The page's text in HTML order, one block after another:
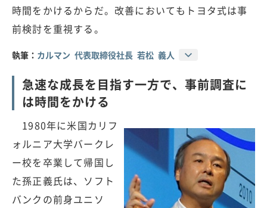
時間をかけるからだ。改善においてもトヨタ式は事
前検討を重視する。
執筆： カルマン 代表取締役社長 若松 義人
急速な成長を目指す一方で、事前調査に
は時間をかける
1980年に米国カリフ
ォルニア大学バークレ
ー校を卒業して帰国し
た孫正義氏は、ソフト
バンクの前身ユニソ